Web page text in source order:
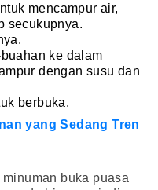
mencampur air,
secukupnya.
ke dalam
dengan susu dan
berbuka.
yang Sedang Tren
buka puasa